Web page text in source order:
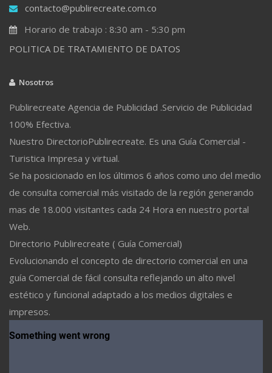
contacto@publirecreate.com.co
Horario de trabajo : 8:30 am - 5:30 pm
POLITICA DE TRATAMIENTO DE DATOS
Nosotros
Publirecreate Agencia de Publicidad .Servicio de Publicidad
100% Efectiva.
Nuestro DirectorioPublirecreate. Es una Guía Comercial -
Turistica Impresa y virtual.
Se ha posicionado en los últimos 6 años como uno del medio
de consulta comercial más visitado de la región generando
mas de 18.000 visitantes cada 24 Hora en nuestro portal
Web.
Directorio Publirecreate ( Guía Comercial)
Evolucionando el concepto de directorio comercial en una
guía Comercial de fácil consulta reflejando un alto nivel
estético y funcional adaptado a los medios digitales e
impresos.